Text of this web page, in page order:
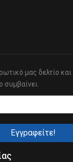
μας δελτίο
συμβαίνει.